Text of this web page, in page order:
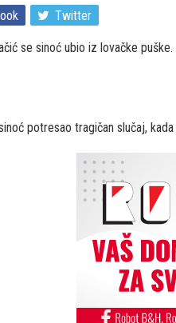
Twitter
se sinoć ubio iz lovačke puške.
potresao tragičan slučaj,